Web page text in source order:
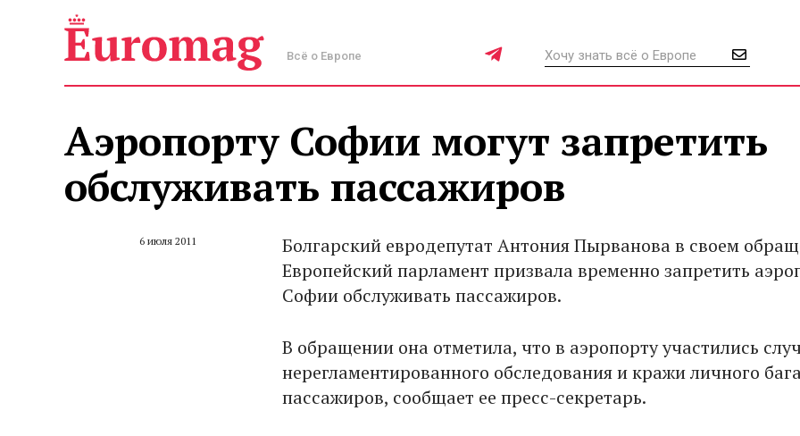
Всё о Европе
Аэропорту Софии могут запретить
обслуживать пассажиров
6 июля 2011
Болгарский евродепутат Антония Пырванова в своем
Европейский парламент призвала временно запретить
Софии обслуживать пассажиров.
В обращении она отметила, что в аэропорту участились
нерегламентированного обследования и кражи личного
пассажиров, сообщает ее пресс-секретарь.